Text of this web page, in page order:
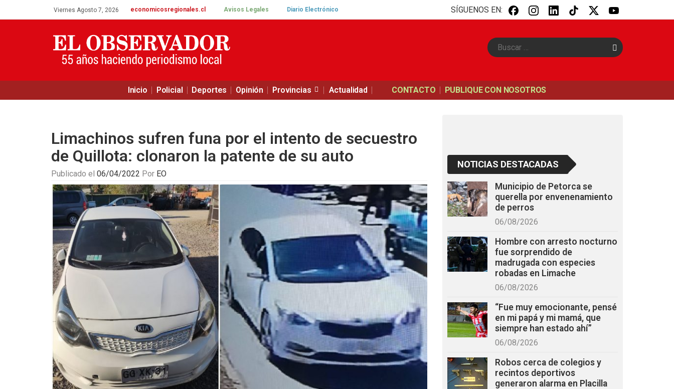
Viernes Agosto 7, 2026 economicosregionales.cl Avisos Legales Diario Electrónico SÍGUENOS EN:
B
u
Inicio Policial Deportes Opinión Provincias Actualidad CONTACTO PUBLIQUE CON NOSOTROS
Limachinos sufren funa por el intento de secuestro
de Quillota: clonaron la patente de su auto
Publicado el 06/04/2022 Por EO
NOTICIAS DESTACADAS
Municipio de Petorca se
querella por envenenamiento
de perros
06/08/2026
Hombre con arresto nocturno
fue sorprendido de
madrugada con especies
robadas en Limache
06/08/2026
“Fue muy emocionante, pensé
en mi papá y mi mamá, que
siempre han estado ahí”
06/08/2026
Robos cerca de colegios y
recintos deportivos
generaron alarma en Placilla